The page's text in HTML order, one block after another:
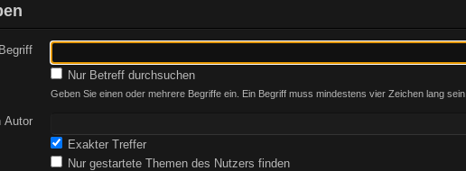
Nur Betreff durchsuchen
Geben Sie einen oder mehrere Begriffe ein. Ein Begriff muss mindestens vier Zeichen lang sein.
Autor
Exakter Treffer
Nur gestartete Themen des Nutzers finden